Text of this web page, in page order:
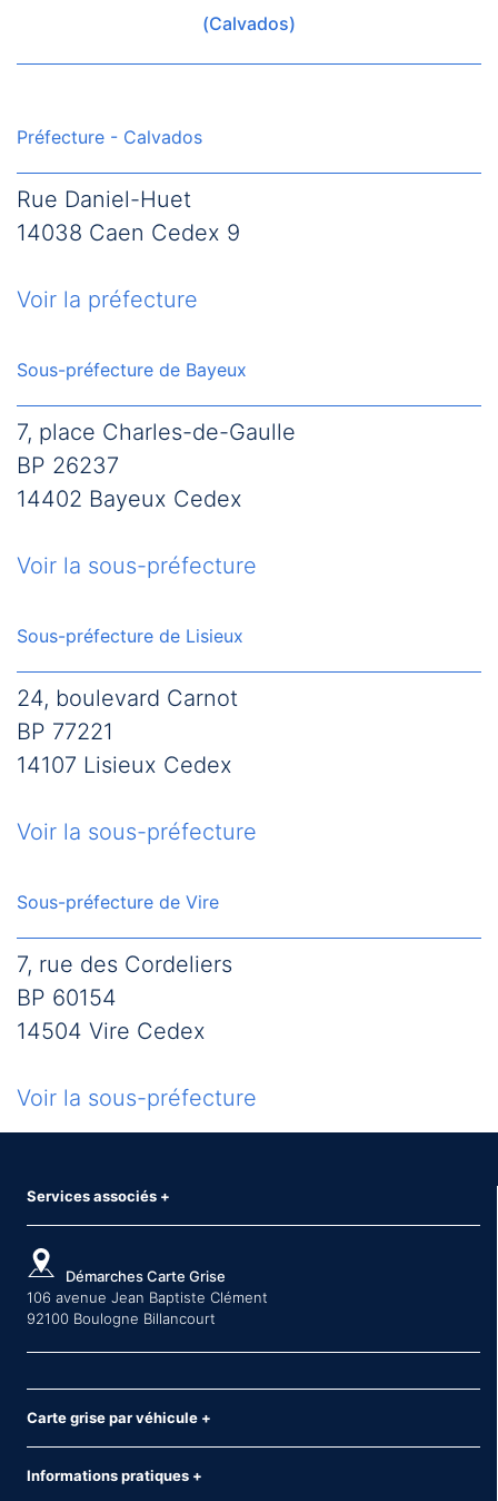
(Calvados)
Préfecture - Calvados
Rue Daniel-Huet
14038 Caen Cedex 9
Voir la préfecture
Sous-préfecture de Bayeux
7, place Charles-de-Gaulle
BP 26237
14402 Bayeux Cedex
Voir la sous-préfecture
Sous-préfecture de Lisieux
24, boulevard Carnot
BP 77221
14107 Lisieux Cedex
Voir la sous-préfecture
Sous-préfecture de Vire
7, rue des Cordeliers
BP 60154
14504 Vire Cedex
Voir la sous-préfecture
Services associés +
Démarches Carte Grise
106 avenue Jean Baptiste Clément
92100 Boulogne Billancourt
Carte grise par véhicule +
Informations pratiques +